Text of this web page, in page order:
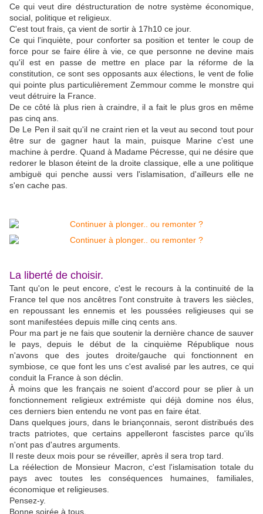
Ce qui veut dire déstructuration de notre système économique,
social, politique et religieux.
C'est tout frais, ça vient de sortir à 17h10 ce jour.
Ce qui l'inquiète, pour conforter sa position et tenter le coup de
force pour se faire élire à vie, ce que personne ne devine mais
qu'il est en passe de mettre en place par la réforme de la
constitution, ce sont ses opposants aux élections, le vent de folie
qui pointe plus particulièrement Zemmour comme le monstre qui
veut détruire la France.
De ce côté là plus rien à craindre, il a fait le plus gros en même
pas cinq ans.
De Le Pen il sait qu'il ne craint rien et la veut au second tout pour
être sur de gagner haut la main, puisque Marine c'est une
machine à perdre. Quand à Madame Pécresse, qui ne désire que
redorer le blason éteint de la droite classique, elle a une politique
ambiguë qui penche aussi vers l'islamisation, d'ailleurs elle ne
s'en cache pas.
La liberté de choisir.
Tant qu'on le peut encore, c'est le recours à la continuité de la
France tel que nos ancêtres l'ont construite à travers les siècles,
en repoussant les ennemis et les poussées religieuses qui se
sont manifestées depuis mille cinq cents ans.
Pour ma part je ne fais que soutenir la dernière chance de sauver
le pays, depuis le début de la cinquième République nous
n'avons que des joutes droite/gauche qui fonctionnent en
symbiose, ce que font les uns c'est avalisé par les autres, ce qui
conduit la France à son déclin.
À moins que les français ne soient d'accord pour se plier à un
fonctionnement religieux extrémiste qui déjà domine nos élus,
ces derniers bien entendu ne vont pas en faire état.
Dans quelques jours, dans le briançonnais, seront distribués des
tracts patriotes, que certains appelleront fascistes parce qu'ils
n'ont pas d'autres arguments.
Il reste deux mois pour se réveiller, après il sera trop tard.
La réélection de Monsieur Macron, c'est l'islamisation totale du
pays avec toutes les conséquences humaines, familiales,
économique et religieuses.
Pensez-y.
Bonne soirée à tous.